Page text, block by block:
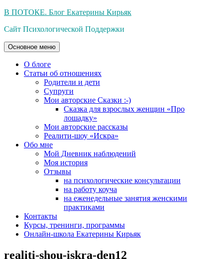
Перейти
содержимому
В ПОТОКЕ. Блог Екатерины Кирьяк
Сайт Психологической Поддержки
Основное меню
О блоге
Статьи об отношениях
Родители и дети
Супруги
Мои авторские Сказки :-)
Сказка для взрослых женщин «Про
лошадку»
Мои авторские рассказы
Реалити-шоу «Искра»
Обо мне
Мой Дневник наблюдений
Моя история
Отзывы
на психологические консультации
на работу коуча
на еженедельные занятия женскими
практиками
Контакты
Курсы, тренинги, программы
Онлайн-школа Екатерины Кирьяк
realiti-shou-iskra-den12